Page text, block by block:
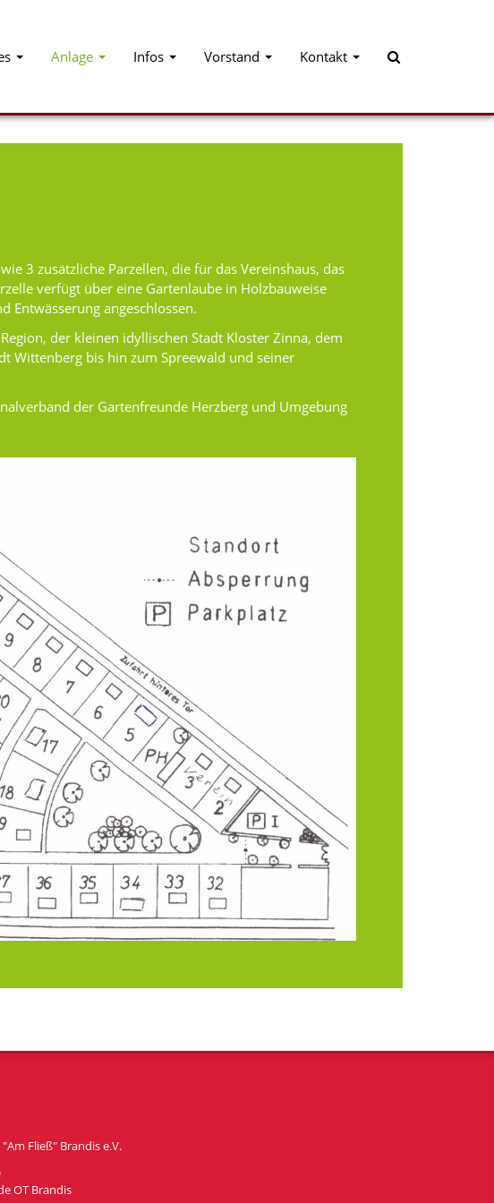
Anlage Infos Vorstand Kontakt
3 zusätzliche Parzellen, die für das Vereinshaus, das
verfügt über eine Gartenlaube in Holzbauweise
Entwässerung angeschlossen.
der kleinen idyllischen Stadt Kloster Zinna, dem
Wittenberg bis hin zum Spreewald und seiner
der Gartenfreunde Herzberg und Umgebung
Fließ" Brandis e.V.
OT Brandis